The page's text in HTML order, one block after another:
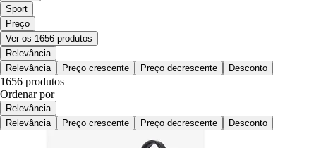
Sport
Preço
Ver os 1656 produtos
Relevância
Relevância
Preço crescente Preço decrescente Desconto
1656 produtos
Ordenar por
Relevância
Relevância
Preço crescente Preço decrescente Desconto